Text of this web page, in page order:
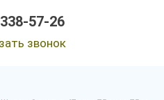
57-26
звонок